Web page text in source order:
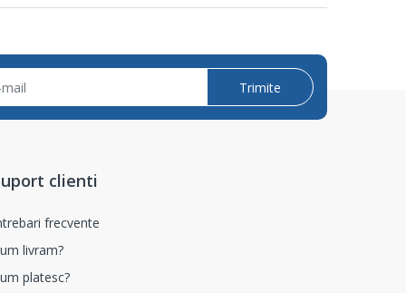
Trimite
clienti
frecvente
livram?
platesc?